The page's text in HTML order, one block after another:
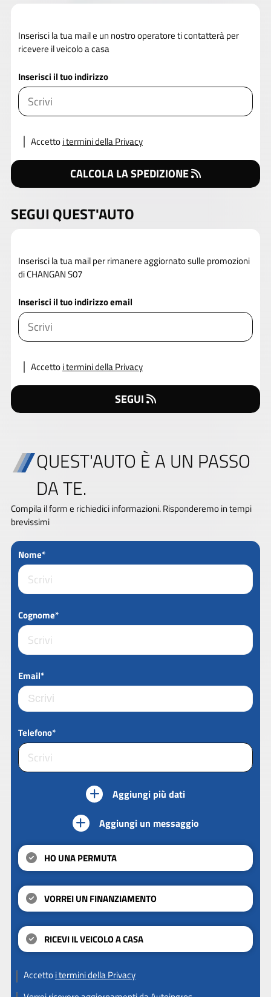
Inserisci la tua mail e un nostro operatore ti contatterà per
ricevere il veicolo a casa
Inserisci il tuo indirizzo
Accettoi termini della Privacy
CALCOLA LA SPEDIZIONE
SEGUI QUEST'AUTO
Inserisci la tua mail per rimanere aggiornato sulle promozioni
di CHANGAN S07
Inserisci il tuo indirizzo email
Accettoi termini della Privacy
SEGUI
QUEST'AUTO È A UN PASSO
DA TE.
Compila il form e richiedici informazioni. Risponderemo in tempi
brevissimi
Nome*
Cognome*
Email*
Telefono*
Aggiungi più dati
Aggiungi un messaggio
HO UNA PERMUTA
VORREI UN FINANZIAMENTO
RICEVI IL VEICOLO A CASA
Accettoi termini della Privacy